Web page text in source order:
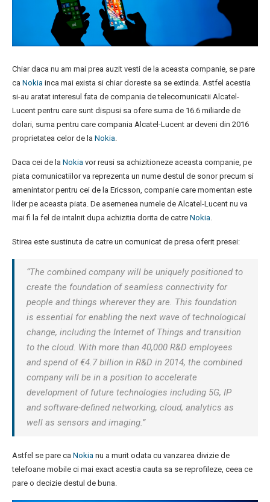
Chiar daca nu am mai prea auzit vesti de la aceasta companie, se pare
ca Nokia inca mai exista si chiar doreste sa se extinda. Astfel acestia
si-au aratat interesul fata de compania de telecomunicatii Alcatel-
Lucent pentru care sunt dispusi sa ofere suma de 16.6 miliarde de
dolari, suma pentru care compania Alcatel-Lucent ar deveni din 2016
proprietatea celor de la Nokia.
Daca cei de la Nokia vor reusi sa achizitioneze aceasta companie, pe
piata comunicatiilor va reprezenta un nume destul de sonor precum si
amenintator pentru cei de la Ericsson, companie care momentan este
lider pe aceasta piata. De asemenea numele de Alcatel-Lucent nu va
mai fi la fel de intalnit dupa achizitia dorita de catre Nokia.
Stirea este sustinuta de catre un comunicat de presa oferit presei:
“The combined company will be uniquely positioned to
create the foundation of seamless connectivity for
people and things wherever they are. This foundation
is essential for enabling the next wave of technological
change, including the Internet of Things and transition
to the cloud. With more than 40,000 R&D employees
and spend of €4.7 billion in R&D in 2014, the combined
company will be in a position to accelerate
development of future technologies including 5G, IP
and software-defined networking, cloud, analytics as
well as sensors and imaging.”
Astfel se pare ca Nokia nu a murit odata cu vanzarea divizie de
telefoane mobile ci mai exact acestia cauta sa se reprofileze, ceea ce
pare o decizie destul de buna.